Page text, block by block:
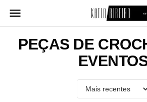
para
conteúdoPEÇAS DE